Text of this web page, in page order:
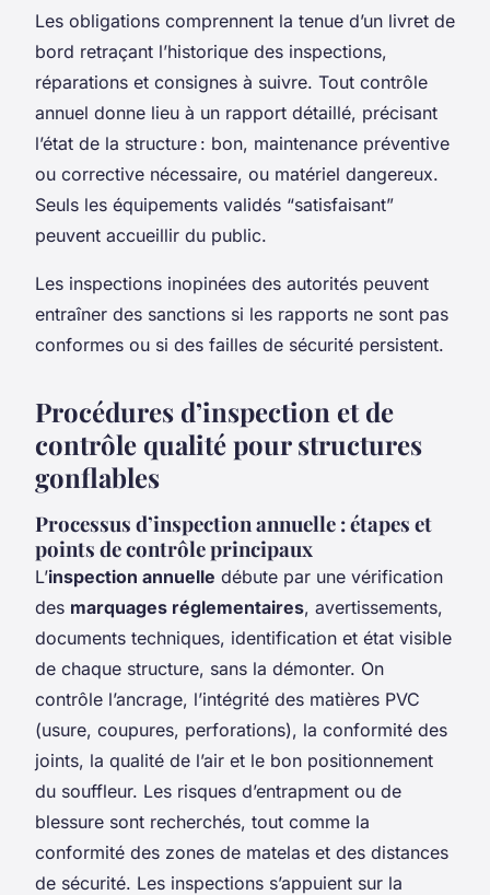
Les obligations comprennent la tenue d’un livret de
bord retraçant l’historique des inspections,
réparations et consignes à suivre. Tout contrôle
annuel donne lieu à un rapport détaillé, précisant
l’état de la structure : bon, maintenance préventive
ou corrective nécessaire, ou matériel dangereux.
Seuls les équipements validés “satisfaisant”
peuvent accueillir du public.
Les inspections inopinées des autorités peuvent
entraîner des sanctions si les rapports ne sont pas
conformes ou si des failles de sécurité persistent.
Procédures d’inspection et de
contrôle qualité pour structures
gonflables
Processus d’inspection annuelle : étapes et
points de contrôle principaux
L’inspection annuelle débute par une vérification
des marquages réglementaires, avertissements,
documents techniques, identification et état visible
de chaque structure, sans la démonter. On
contrôle l’ancrage, l’intégrité des matières PVC
(usure, coupures, perforations), la conformité des
joints, la qualité de l’air et le bon positionnement
du souffleur. Les risques d’entrapment ou de
blessure sont recherchés, tout comme la
conformité des zones de matelas et des distances
de sécurité. Les inspections s’appuient sur la